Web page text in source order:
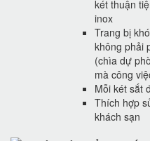
két thuận
inox
Trang bị
không phải
(chìa dự
mà công
Mỗi két sắt
Thích hợp
khách sạn